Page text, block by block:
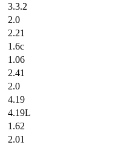
3.3.2
2.0
2.21
1.6c
1.06
2.41
2.0
4.19
4.19L
1.62
2.01